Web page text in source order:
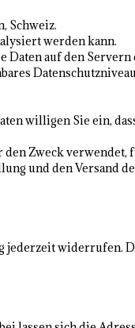
Schweiz.
werden kann.
Daten auf den
willigen Sie ein,
Zweck verwendet,
und den Versand
jederzeit widerrufen.